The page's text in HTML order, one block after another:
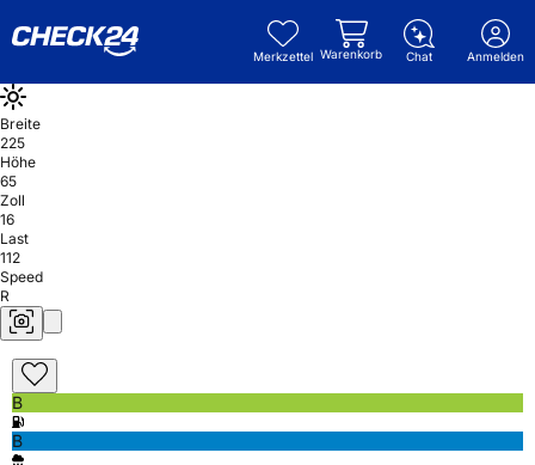
Merkzettel Warenkorb Chat Anmelden
Breite
225
Höhe
65
Zoll
16
Last
112
Speed
R
B
B